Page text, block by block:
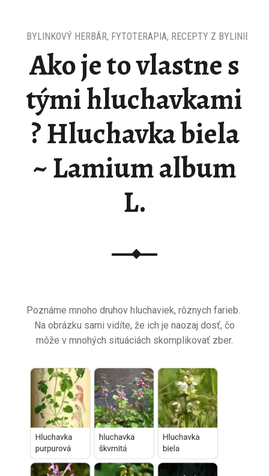
Ako je to vlastne s
tými hluchavkami
? Hluchavka biela
~ Lamium album
L.
BYLINKOVÝ HERBÁR, FYTOTERAPIA, RECEPTY Z BYLINIEK
Poznáme mnoho druhov hluchaviek, rôznych farieb.
Na obrázku sami vidíte, že ich je naozaj dosť, čo
môže v mnohých situáciách skomplikovať zber.